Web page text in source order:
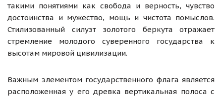
такими понятиями как свобода и верность, чувство
достоинства и мужество, мощь и чистота помыслов.
Стилизованный силуэт золотого беркута отражает
стремление молодого суверенного государства к
высотам мировой цивилизации.
Важным элементом государственного флага является
расположенная у его древка вертикальная полоса с